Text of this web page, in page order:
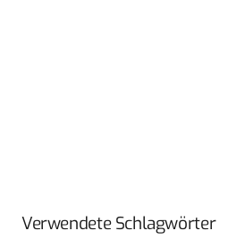
Verwendete Schlagwörter